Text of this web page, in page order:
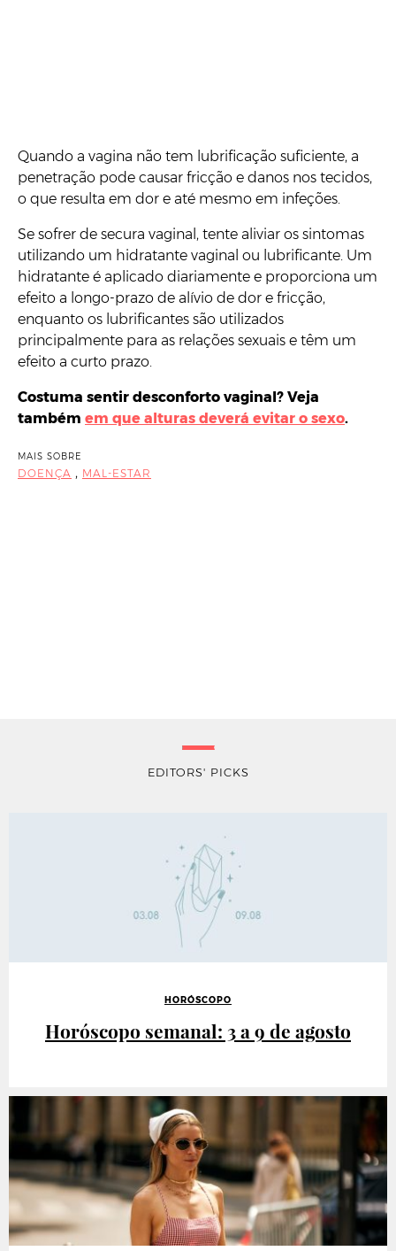
Quando a vagina não tem lubrificação suficiente, a
penetração pode causar fricção e danos nos tecidos,
o que resulta em dor e até mesmo em infeções.
Se sofrer de secura vaginal, tente aliviar os sintomas
utilizando um hidratante vaginal ou lubrificante. Um
hidratante é aplicado diariamente e proporciona um
efeito a longo-prazo de alívio de dor e fricção,
enquanto os lubrificantes são utilizados
principalmente para as relações sexuais e têm um
efeito a curto prazo.
Costuma sentir desconforto vaginal? Veja
também em que alturas deverá evitar o sexo.
MAIS SOBRE
DOENÇA , MAL-ESTAR
EDITORS' PICKS
HORÓSCOPO
Horóscopo semanal: 3 a 9 de agosto